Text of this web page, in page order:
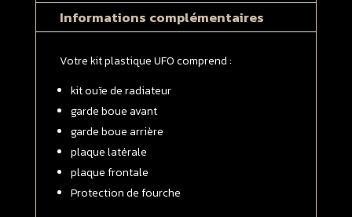
YZF
-
2009
Kit
complet
Informations complémentaires
Votre kit plastique UFO comprend :
kit ouïe de radiateur
garde boue avant
garde boue arrière
plaque latérale
plaque frontale
Protection de fourche